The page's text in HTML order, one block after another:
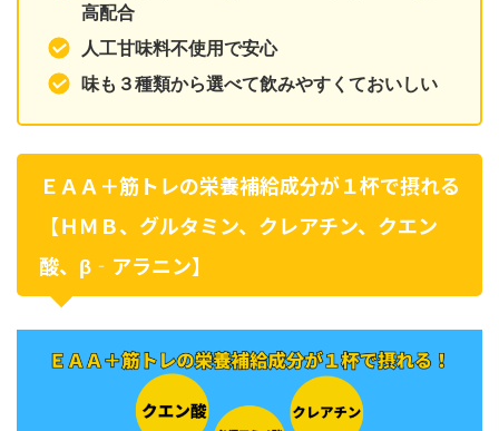
高配合
人工甘味料不使用で安心
味も３種類から選べて飲みやすくておいしい
ＥＡＡ＋筋トレの栄養補給成分が１杯で摂れる
【ＨＭＢ、グルタミン、クレアチン、クエン
酸、β‐アラニン】